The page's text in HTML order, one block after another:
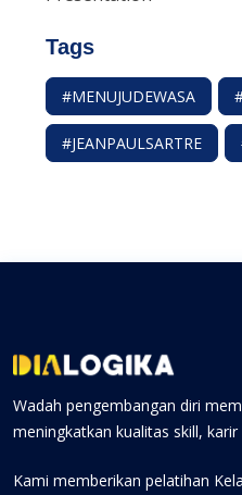
Tags
#MENUJUDEWASA
#JEANPAULSARTRE
Wadah pengembangan diri
meningkatkan kualitas skill,
Kami memberikan pelatihan